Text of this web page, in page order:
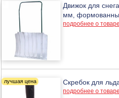
Движок для
мм,
подробнее о товаре
Скребок для
подробнее о товаре